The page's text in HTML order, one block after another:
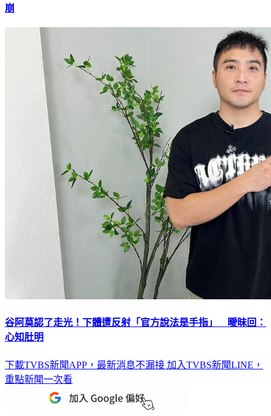
崩
谷阿莫認了走光！下體遭反射「官方說法是手指」 曖昧回：
心知肚明
下載TVBS新聞APP，最新消息不漏接 加入TVBS新聞LINE，
重點新聞一次看